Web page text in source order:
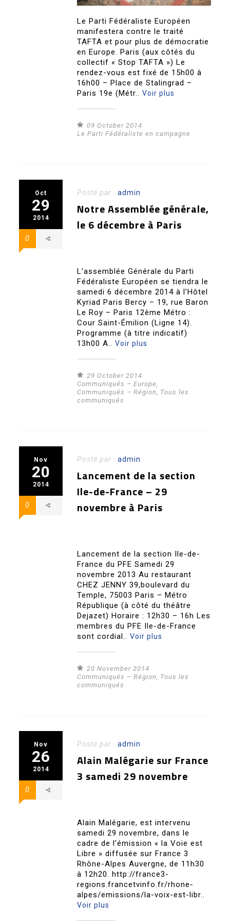
Le Parti Fédéraliste Européen
manifestera contre le traité
TAFTA et pour plus de démocratie
en Europe. Paris (aux côtés du
collectif « Stop TAFTA ») Le
rendez-vous est fixé de 15h00 à
16h00 – Place de Stalingrad –
Paris 19e (Métr..Voir plus
09 October 2014
Le Parti Fédéraliste en campagne
Oct
29
2014
0
Posté par :admin
Notre Assemblée générale,
le 6 décembre à Paris
L’assemblée Générale du Parti
Fédéraliste Européen se tiendra le
samedi 6 décembre 2014 à l’Hôtel
Kyriad Paris Bercy – 19, rue Baron
Le Roy – Paris 12ème Métro :
Cour Saint-Émilion (Ligne 14).
Programme (à titre indicatif)
13h00 A..Voir plus
29 October 2014
Communiqués – Europe
Communiqués – Région
Tous les
communiqués
Nov
20
2014
0
Posté par :admin
Lancement de la section
Ile-de-France – 29
novembre à Paris
Lancement de la section Ile-de-
France du PFE Samedi 29
novembre 2013 Au restaurant
CHEZ JENNY 39,boulevard du
Temple, 75003 Paris – Métro
République (à côté du théâtre
Dejazet) Horaire : 12h30 – 16h Les
membres du PFE Ile-de-France
sont cordial..Voir plus
20 November 2014
Communiqués – Région
Tous les
communiqués
Nov
26
2014
0
Posté par :admin
Alain Malégarie sur France
3 samedi 29 novembre
Alain Malégarie, est intervenu
samedi 29 novembre, dans le
cadre de l’émission « la Voie est
Libre » diffusée sur France 3
Rhône-Alpes Auvergne, de 11h30
à 12h20. http://france3-
regions.francetvinfo.fr/rhone-
alpes/emissions/la-voix-est-libr..
Voir plus